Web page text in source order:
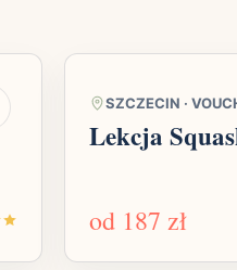
SZCZECIN ·
Lekcja
od 187 zł